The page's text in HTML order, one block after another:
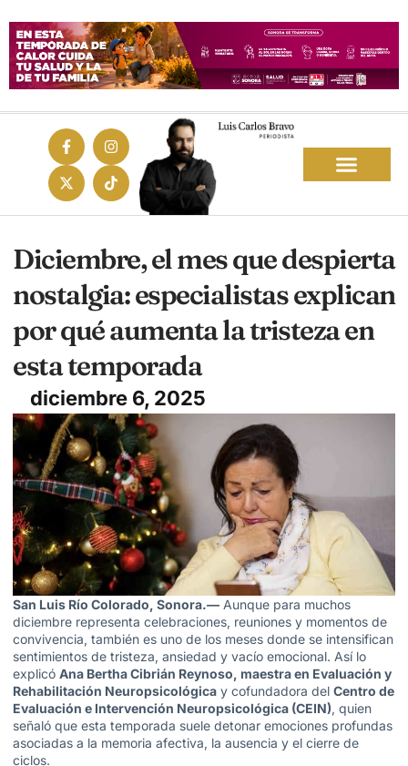
Diciembre, el mes que despierta
nostalgia: especialistas explican
por qué aumenta la tristeza en
esta temporada
diciembre 6, 2025
San Luis Río Colorado, Sonora.— Aunque para muchos
diciembre representa celebraciones, reuniones y momentos de
convivencia, también es uno de los meses donde se intensifican
sentimientos de tristeza, ansiedad y vacío emocional. Así lo
explicó Ana Bertha Cibrián Reynoso, maestra en Evaluación y
Rehabilitación Neuropsicológica y cofundadora del Centro de
Evaluación e Intervención Neuropsicológica (CEIN), quien
señaló que esta temporada suele detonar emociones profundas
asociadas a la memoria afectiva, la ausencia y el cierre de
ciclos.